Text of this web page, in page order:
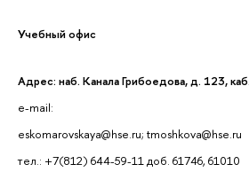
Учебный офис
Адрес: наб. Канала Грибоедова, д. 123,
e-mail:
eskomarovskaya@hse.ru; tmoshkova@hse.ru
тел.: +7(812) 644-59-11 доб. 61746, 61010